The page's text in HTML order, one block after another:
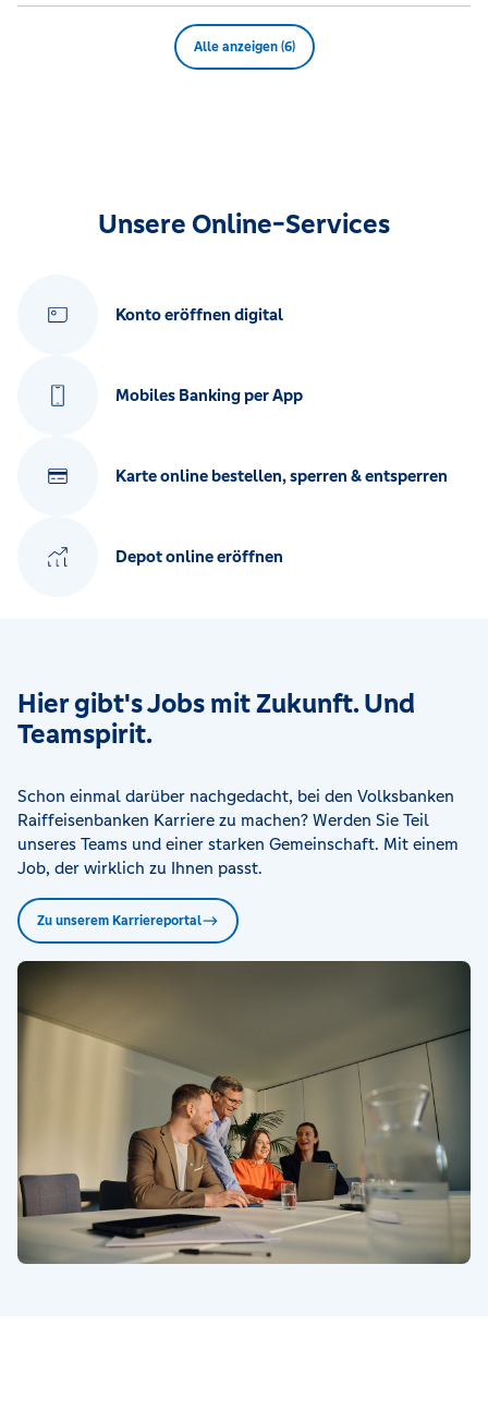
Alle anzeigen (6)
Unsere Online-Services
Konto eröffnen digital
Mobiles Banking per App
Karte online bestellen, sperren & entsperren
Depot online eröffnen
Hier gibt's Jobs mit Zukunft. Und
Teamspirit.
Schon einmal darüber nachgedacht, bei den Volksbanken
Raiffeisenbanken Karriere zu machen? Werden Sie Teil
unseres Teams und einer starken Gemeinschaft. Mit einem
Job, der wirklich zu Ihnen passt.
Zu unserem Karriereportal